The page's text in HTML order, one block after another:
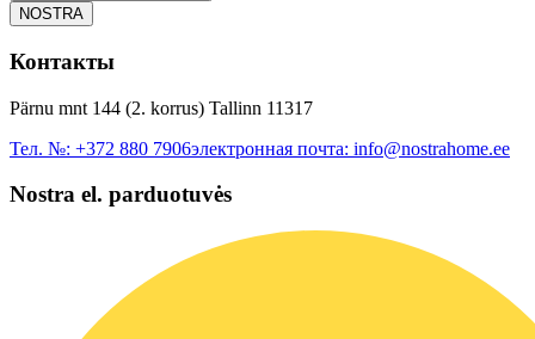
NOSTRA
Контакты
Pärnu mnt 144 (2. korrus) Tallinn 11317
Тел. №: +372 880 7906электронная почта: info@nostrahome.ee
Nostra el. parduotuvės